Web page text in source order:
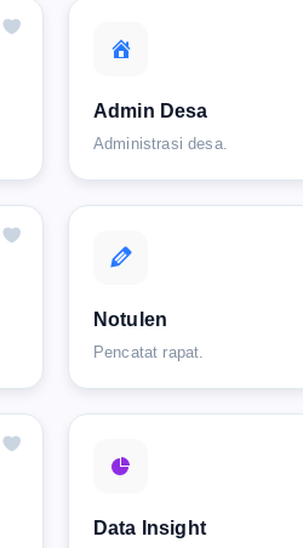
Admin Desa
Administrasi desa.
Notulen
Pencatat rapat.
Data Insight